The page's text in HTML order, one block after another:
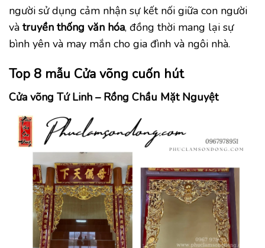
người sử dụng cảm nhận sự kết nối giữa con người
và truyền thống văn hóa, đồng thời mang lại sự
bình yên và may mắn cho gia đình và ngôi nhà.
Top 8 mẫu Cửa võng cuốn hút
Cửa võng Tứ Linh – Rồng Chầu Mặt Nguyệt